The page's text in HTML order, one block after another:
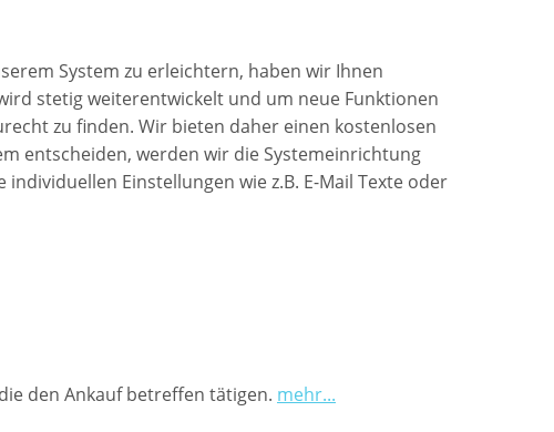
System zu erleichtern, haben wir Ihnen
stetig weiterentwickelt und um neue Funktionen
zu finden. Wir bieten daher einen kostenlosen
entscheiden, werden wir die Systemeinrichtung
Einstellungen wie z.B. E-Mail Texte oder
den Ankauf betreffen tätigen. mehr...